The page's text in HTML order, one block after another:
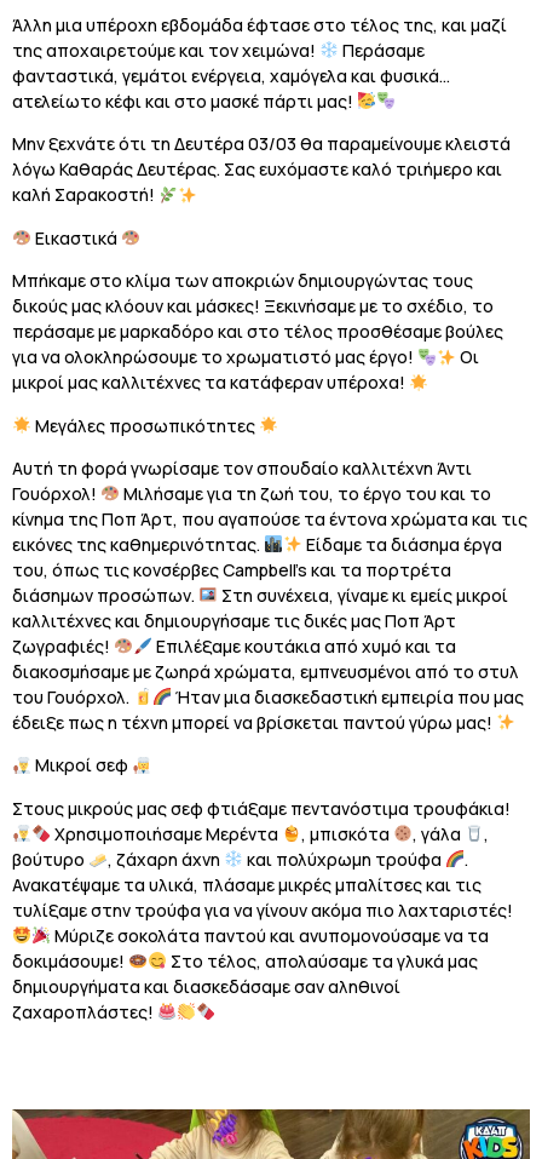
Άλλη μια υπέροχη εβδομάδα έφτασε στο τέλος της, και μαζί
της αποχαιρετούμε και τον χειμώνα!
Περάσαμε
φανταστικά, γεμάτοι ενέργεια, χαμόγελα και φυσικά…
ατελείωτο κέφι και στο μασκέ πάρτι μας!
Μην ξεχνάτε ότι τη Δευτέρα 03/03 θα παραμείνουμε κλειστά
λόγω Καθαράς Δευτέρας. Σας ευχόμαστε καλό τριήμερο και
καλή Σαρακοστή!
Εικαστικά
Μπήκαμε στο κλίμα των αποκριών δημιουργώντας τους
δικούς μας κλόουν και μάσκες! Ξεκινήσαμε με το σχέδιο, το
περάσαμε με μαρκαδόρο και στο τέλος προσθέσαμε βούλες
για να ολοκληρώσουμε το χρωματιστό μας έργο!
Οι
μικροί μας καλλιτέχνες τα κατάφεραν υπέροχα!
Μεγάλες προσωπικότητες
Αυτή τη φορά γνωρίσαμε τον σπουδαίο καλλιτέχνη Άντι
Γουόρχολ!
Μιλήσαμε για τη ζωή του, το έργο του και το
κίνημα της Ποπ Άρτ, που αγαπούσε τα έντονα χρώματα και τις
εικόνες της καθημερινότητας.
Είδαμε τα διάσημα έργα
του, όπως τις κονσέρβες Campbell’s και τα πορτρέτα
διάσημων προσώπων.
Στη συνέχεια, γίναμε κι εμείς μικροί
καλλιτέχνες και δημιουργήσαμε τις δικές μας Ποπ Άρτ
ζωγραφιές!
Επιλέξαμε κουτάκια από χυμό και τα
διακοσμήσαμε με ζωηρά χρώματα, εμπνευσμένοι από το στυλ
του Γουόρχολ.
Ήταν μια διασκεδαστική εμπειρία που μας
έδειξε πως η τέχνη μπορεί να βρίσκεται παντού γύρω μας!
Μικροί σεφ
Στους μικρούς μας σεφ φτιάξαμε πεντανόστιμα τρουφάκια!
Χρησιμοποιήσαμε Μερέντα
, μπισκότα , γάλα
,
βούτυρο
, ζάχαρη άχνη και πολύχρωμη τρούφα
.
Ανακατέψαμε τα υλικά, πλάσαμε μικρές μπαλίτσες και τις
τυλίξαμε στην τρούφα για να γίνουν ακόμα πιο λαχταριστές!
Μύριζε σοκολάτα παντού και ανυπομονούσαμε να τα
δοκιμάσουμε!
Στο τέλος, απολαύσαμε τα γλυκά μας
δημιουργήματα και διασκεδάσαμε σαν αληθινοί
ζαχαροπλάστες!